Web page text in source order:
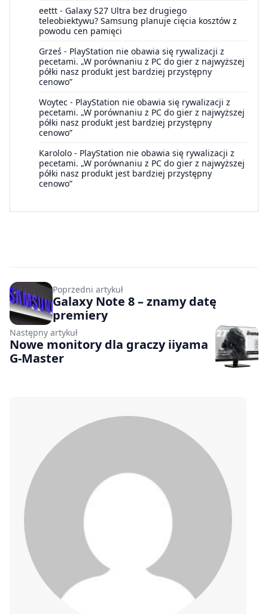
eettt - Galaxy S27 Ultra bez drugiego
teleobiektywu? Samsung planuje cięcia kosztów z
powodu cen pamięci
Grześ - PlayStation nie obawia się rywalizacji z
pecetami. „W porównaniu z PC do gier z najwyższej
półki nasz produkt jest bardziej przystępny
cenowo”
Woytec - PlayStation nie obawia się rywalizacji z
pecetami. „W porównaniu z PC do gier z najwyższej
półki nasz produkt jest bardziej przystępny
cenowo”
Karololo - PlayStation nie obawia się rywalizacji z
pecetami. „W porównaniu z PC do gier z najwyższej
półki nasz produkt jest bardziej przystępny
cenowo”
Poprzedni artykuł
Galaxy Note 8 – znamy datę
premiery
Następny artykuł
Nowe monitory dla graczy iiyama
G-Master